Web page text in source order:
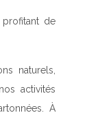
de
naturels,
activités
À